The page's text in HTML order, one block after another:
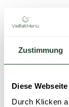
Zustimmung
Diese
Durch Klicken